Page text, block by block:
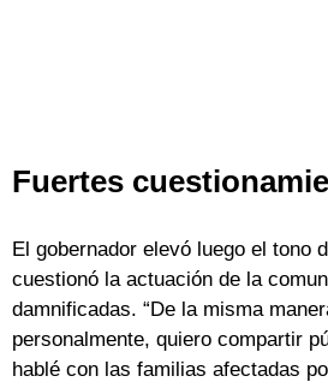
Fuertes
El gobernador elevó luego el tono
cuestionó la actuación de la
damnificadas. “De la misma
personalmente, quiero compartir
hablé con las familias afectadas